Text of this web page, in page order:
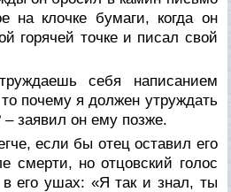
на клочке бумаги, когда он
горячей точке и писал свой
себя написанием
почему я должен утруждать
– заявил он ему позже.
если бы отец оставил его
смерти, но отцовский голос
его ушах: «Я так и знал, ты